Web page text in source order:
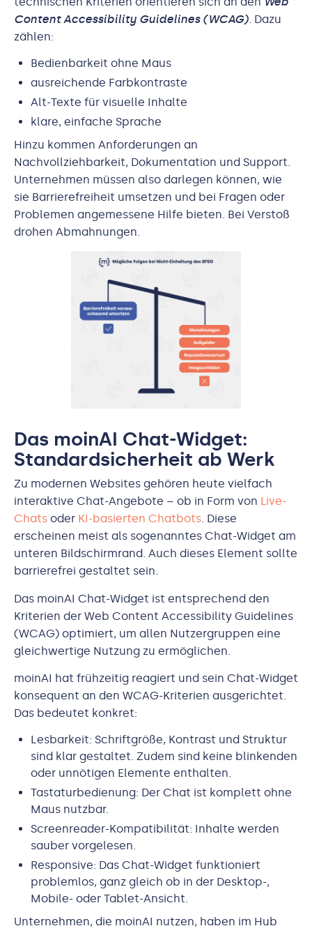
Content Accessibility Guidelines (WCAG). Dazu
zählen:
Bedienbarkeit ohne Maus
ausreichende Farbkontraste
Alt-Texte für visuelle Inhalte
klare, einfache Sprache
Hinzu kommen Anforderungen an
Nachvollziehbarkeit, Dokumentation und Support.
Unternehmen müssen also darlegen können, wie
sie Barrierefreiheit umsetzen und bei Fragen oder
Problemen angemessene Hilfe bieten. Bei Verstoß
drohen Abmahnungen.
Das moinAI Chat-Widget:
Standardsicherheit ab Werk
Zu modernen Websites gehören heute vielfach
interaktive Chat-Angebote – ob in Form von Live-
Chats oder KI-basierten Chatbots. Diese
erscheinen meist als sogenanntes Chat-Widget am
unteren Bildschirmrand. Auch dieses Element sollte
barrierefrei gestaltet sein.
Das moinAI Chat-Widget ist entsprechend den
Kriterien der Web Content Accessibility Guidelines
(WCAG) optimiert, um allen Nutzergruppen eine
gleichwertige Nutzung zu ermöglichen.
moinAI hat frühzeitig reagiert und sein Chat-Widget
konsequent an den WCAG-Kriterien ausgerichtet.
Das bedeutet konkret:
Lesbarkeit: Schriftgröße, Kontrast und Struktur
sind klar gestaltet. Zudem sind keine blinkenden
oder unnötigen Elemente enthalten.
Tastaturbedienung: Der Chat ist komplett ohne
Maus nutzbar.
Screenreader-Kompatibilität: Inhalte werden
sauber vorgelesen.
Responsive: Das Chat-Widget funktioniert
problemlos, ganz gleich ob in der Desktop-,
Mobile- oder Tablet-Ansicht.
Unternehmen, die moinAI nutzen, haben im Hub